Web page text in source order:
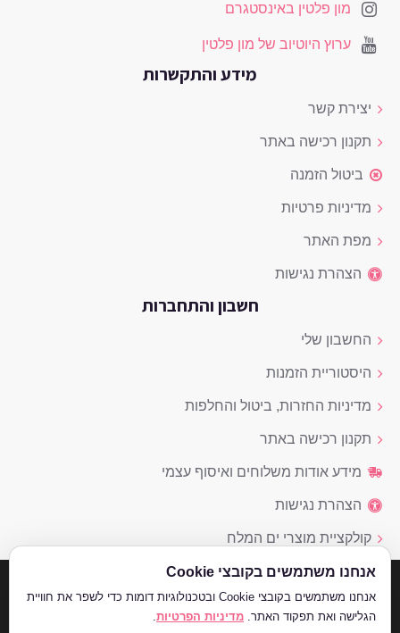
מון פלטין באינסטגרם
ערוץ היוטיוב של מון פלטין
מידע והתקשרות
יצירת קשר
תקנון רכישה באתר
ביטול הזמנה
מדיניות פרטיות
מפת האתר
הצהרת נגישות
חשבון והתחברות
החשבון שלי
היסטוריית הזמנות
מדיניות החזרות, ביטול והחלפות
תקנון רכישה באתר
מידע אודות משלוחים ואיסוף עצמי
הצהרת נגישות
קולקציית מוצרי ים המלח
אנחנו משתמשים בקובצי Cookie
אנחנו משתמשים בקובצי Cookie ובטכנולוגיות דומות כדי לשפר את חוויית
הגלישה ואת תפקוד האתר. מדיניות הפרטיות.
סינון מתקדם